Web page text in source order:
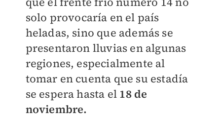
solo provocaría en el país
heladas, sino que además se
presentaron lluvias en algunas
regiones, especialmente al
tomar en cuenta que su estadía
se espera hasta el 18 de
noviembre.